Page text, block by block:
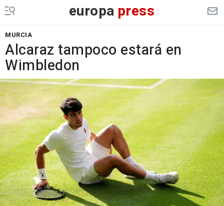
europa press
MURCIA
Alcaraz tampoco estará en
Wimbledon